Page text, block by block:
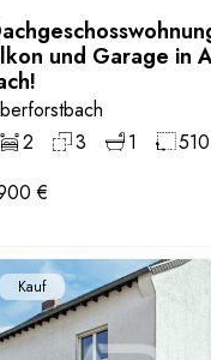
und Garage in
2 3 1
€
Kauf